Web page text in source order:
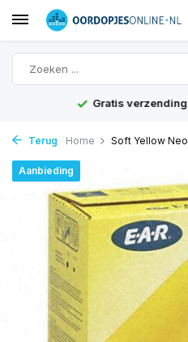
Scherpe prijzenen
Terug Home Soft Yellow
Aanbieding